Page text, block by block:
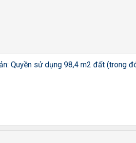
Quyền sử dụng 98,4 m2 đất (trong